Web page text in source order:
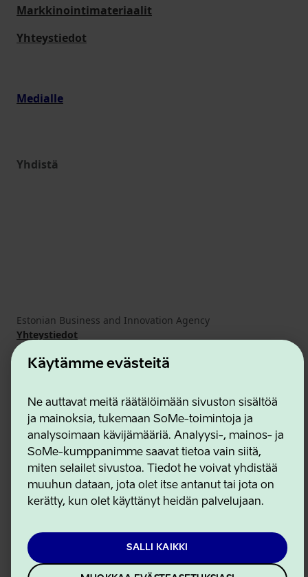
Käytämme evästeitä
Ne auttavat meitä räätälöimään sivuston sisältöä
ja mainoksia, tukemaan SoMe-toimintoja ja
analysoimaan kävijämääriä. Analyysi-, mainos- ja
SoMe-kumppanimme saavat tietoa vain siitä,
miten selailet sivustoa. Tiedot he voivat yhdistää
muuhun dataan, jota olet itse antanut tai jota on
kerätty, kun olet käyttänyt heidän palvelujaan.
SALLI KAIKKI
Markkinointimateriaalit
Yhteystiedot
Medialle
Yhdistä
Estonian Business and Innovation Agency
Yhteystiedot
Yhteistyökumppanit
Käyttöehdot